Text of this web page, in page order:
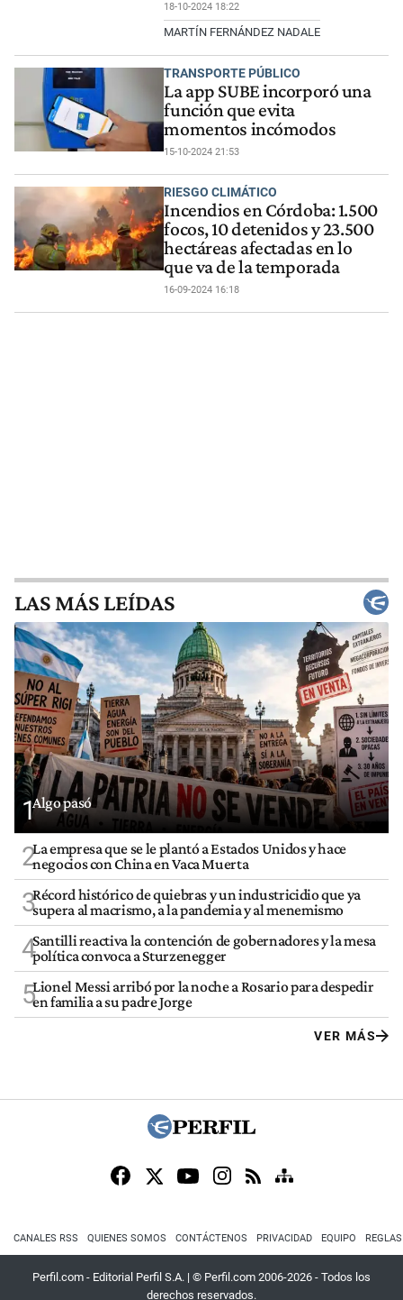
18-10-2024 18:22
MARTÍN FERNÁNDEZ NADALE
TRANSPORTE PÚBLICO
La app SUBE incorporó una
función que evita
momentos incómodos
15-10-2024 21:53
RIESGO CLIMÁTICO
Incendios en Córdoba: 1.500
focos, 10 detenidos y 23.500
hectáreas afectadas en lo
que va de la temporada
16-09-2024 16:18
LAS MÁS LEÍDAS
1Algo pasó
2La empresa que se le plantó a Estados Unidos y hace
negocios con China en Vaca Muerta
3Récord histórico de quiebras y un industricidio que ya
supera al macrismo, a la pandemia y al menemismo
4Santilli reactiva la contención de gobernadores y la mesa
política convoca a Sturzenegger
5Lionel Messi arribó por la noche a Rosario para despedir
en familia a su padre Jorge
VER MÁS
CANALES RSS QUIENES SOMOS CONTÁCTENOS PRIVACIDAD EQUIPO
Perfil.com - Editorial Perfil S.A. | © Perfil.com 2006-2026 - Todos los
derechos reservados.